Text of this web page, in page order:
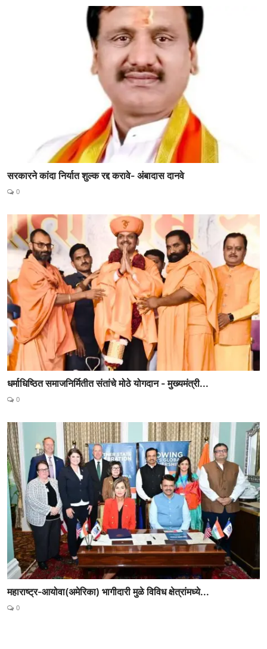
सरकारने कांदा निर्यात शुल्क रद्द करावे- अंबादास दानवे
0
धर्माधिष्ठित समाजनिर्मितीत संतांचे मोठे योगदान - मुख्यमंत्री...
0
महाराष्ट्र-आयोवा(अमेरिका) भागीदारी मुळे विविध क्षेत्रांमध्ये...
0